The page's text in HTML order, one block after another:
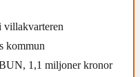
villakvarteren
kommun
1,1 miljoner kronor